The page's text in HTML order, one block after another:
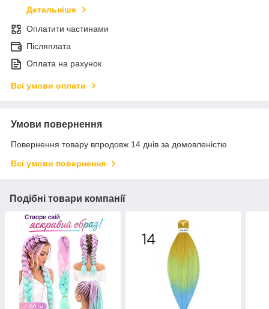
Детальніше
Оплатити частинами
Післяплата
Оплата на рахунок
Всі умови оплати
Умови повернення
Повернення товару впродовж 14 днів за домовленістю
Всі умови повернення
Подібні товари компанії